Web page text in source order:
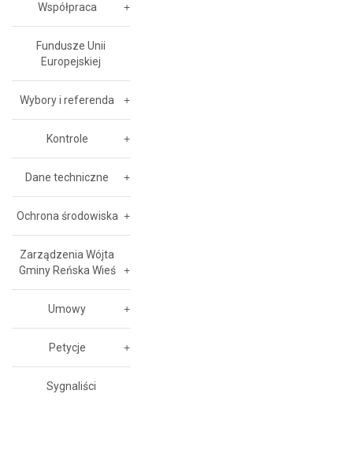
Współpraca
Fundusze Unii
Europejskiej
Wybory i referenda
Kontrole
Dane techniczne
Ochrona środowiska
Zarządzenia Wójta
Gminy Reńska Wieś
Umowy
Petycje
Sygnaliści